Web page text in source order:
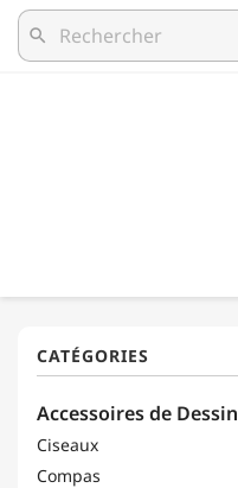
search
Accessoires de Dessin
Ciseaux
Compas